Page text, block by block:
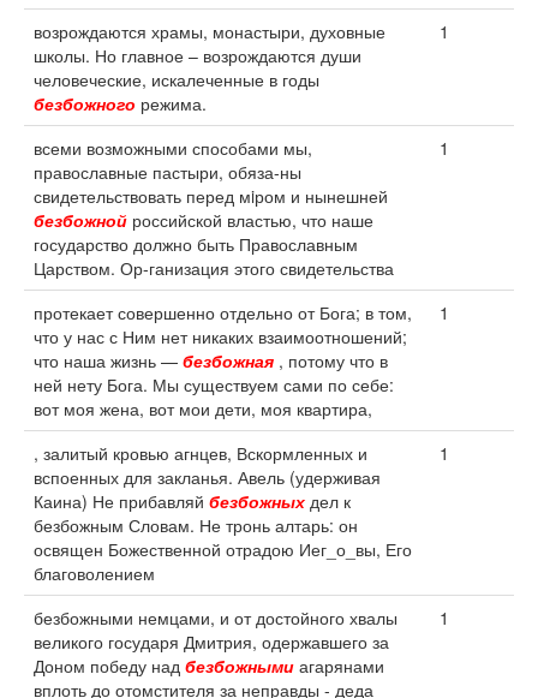
возрождаются храмы, монастыри, духовные
школы. Но главное – возрождаются души
человеческие, искалеченные в годы
безбожного режима.
1
всеми возможными способами мы,
православные пастыри, обяза-ны
свидетельствовать перед мiром и нынешней
безбожной российской властью, что наше
государство должно быть Православным
Царством. Ор-ганизация этого свидетельства
1
протекает совершенно отдельно от Бога; в том,
что у нас с Ним нет никаких взаимоотношений;
что наша жизнь — безбожная , потому что в
ней нету Бога. Мы существуем сами по себе:
вот моя жена, вот мои дети, моя квартира,
1
, залитый кровью агнцев, Вскормленных и
вспоенных для закланья. Авель (удерживая
Каина) Не прибавляй безбожных дел к
безбожным Словам. Не тронь алтарь: он
освящен Божественной отрадою Иег_о_вы, Его
благоволением
1
безбожными немцами, и от достойного хвалы
великого государя Дмитрия, одержавшего за
Доном победу над безбожными агарянами
вплоть до отомстителя за неправды - деда
1